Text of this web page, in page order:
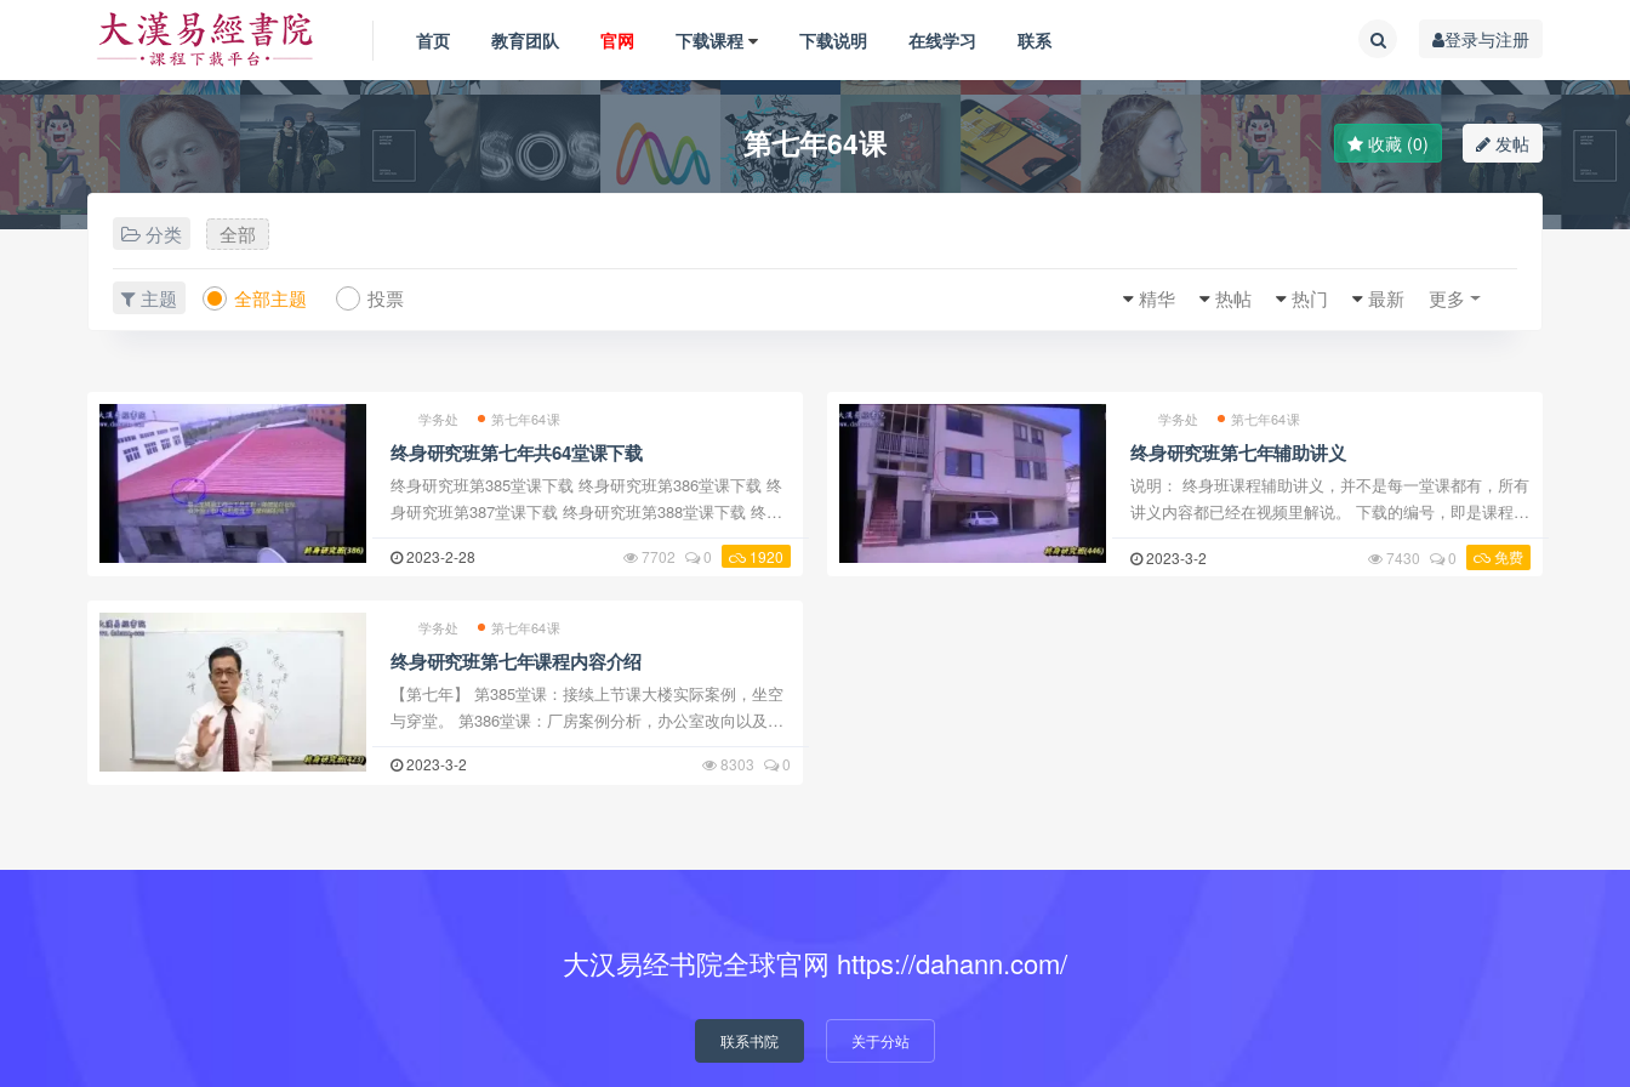
首页 教育团队 官网 下载课程 下载说明 在线学习 联系 登录与注册
第七年64课 收藏 (0) 发帖
分类 全部
主题 全部主题 投票 更多
最新
热门
热帖
精华
学务处 第七年64课
终身研究班第七年共64堂课下载
终身研究班第385堂课下载 终身研究班第386堂课下载 终
身研究班第387堂课下载 终身研究班第388堂课下载 终身
究班第391堂课下载 终身研究班第392堂课下载 ...
2023-2-28 7702 0 1920
学务处 第七年64课
终身研究班第七年辅助讲义
说明： 终身班课程辅助讲义，并不是每一堂课都有，所有
讲义内容都已经在视频里解说。 下载的编号，即是课程对
当您尚未加入终身班时，用来了解课程内容的。 如您已
2023-3-2 7430 0 免费
学务处 第七年64课
终身研究班第七年课程内容介绍
【第七年】 第385堂课：接续上节课大楼实际案例，坐空
与穿堂。 第386堂课：厂房案例分析，办公室改向以及大
析，后院天井楼梯在外面相关问题。 第388堂课：有关神
2023-3-2 8303 0
大汉易经书院全球官网 https://dahann.com/
联系书院 关于分站